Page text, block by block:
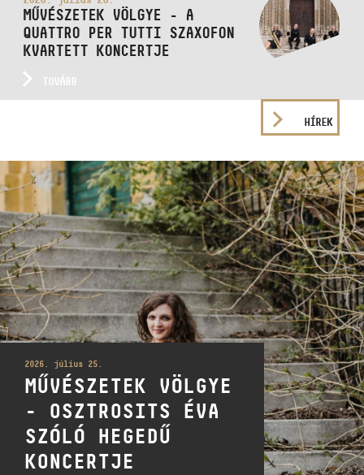
MŰVÉSZETEK VÖLGYE - A
QUATTRO PER TUTTI SZAXOFON
KVARTETT KONCERTJE
TOVÁBB
HÍREK
2026. július 25.
MŰVÉSZETEK VÖLGYE
- OSZTROSITS ÉVA
SZÓLÓ HEGEDŰ
KONCERTJE